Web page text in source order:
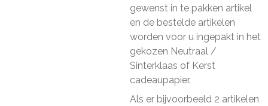
gewenst in te pakken artikel
en de bestelde artikelen
worden voor u ingepakt in het
gekozen Neutraal /
Sinterklaas of Kerst
cadeaupapier.
Als er bijvoorbeeld 2 artikelen